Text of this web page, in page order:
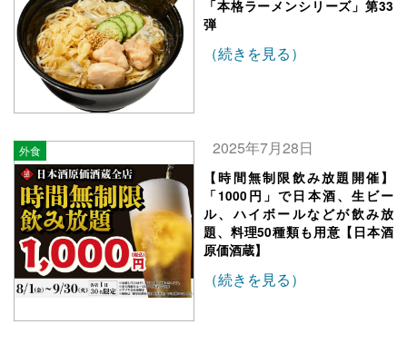
「本格ラーメンシリーズ」第33
弾
（続きを見る）
外食 2025年7月28日
【時間無制限飲み放題開催】
「1000円」で日本酒、生ビー
ル、ハイボールなどが飲み放
題、料理50種類も用意【日本酒
原価酒蔵】
（続きを見る）